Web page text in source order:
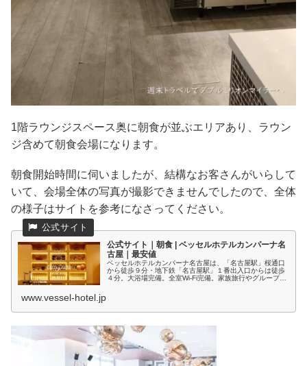
1階ラウンジスペース奥に朝食が並ぶエリアあり、ラウン
ジ含めて朝食会場になります。
朝食開始時間に伺いましたが、結構なお客さんがいらして
いて、会場全体の写真が撮影できませんでしたので、全体
の様子はサイトを参考になさってください。
公式サイト｜朝食 | ベッセルホテルカンパーナ名
古屋｜最安値
ベッセルホテルカンパーナ名古屋は、「名古屋駅」桜通口
から徒歩９分・地下鉄「名古屋駅」１番出入口からは徒歩
４分。大浴場完備。全室Wi-Fi完備。家族旅行やグループ旅
www.vessel-hotel.jp